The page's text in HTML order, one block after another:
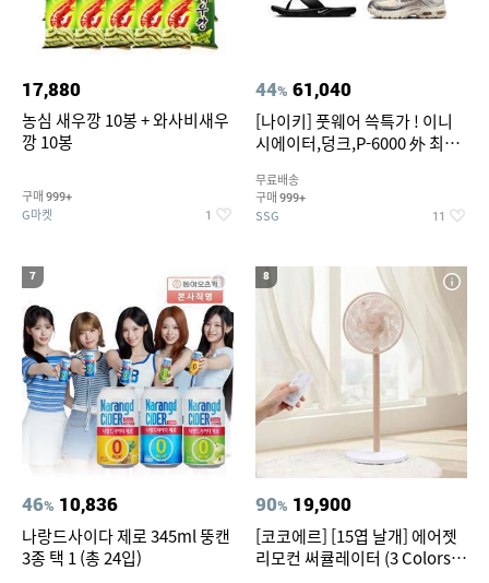
17,880
농심 새우깡 10봉 + 와사비새우
깡 10봉
구매 999+
G마켓 1
44% 61,040
[나이키] 풋웨어 쓱특가 ! 이니
시에이터,덩크,P-6000 外 최대
무료배송
구매 999+
SSG 11
7
46% 10,836
나랑드사이다 제로 345ml 뚱캔
3종 택 1 (총 24입)
8
90% 19,900
[코코에르] [15엽 날개] 에어젯
리모컨 써큘레이터 (3 Colors